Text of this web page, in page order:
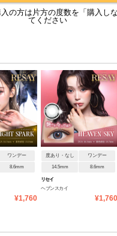
の方は片方の度数を「購入し
てください
ワンデー
8.6mm
¥1,760
度あり・なし ワンデー
14.5mm 8.6mm
リセイ
ヘブンスカイ
¥1,760